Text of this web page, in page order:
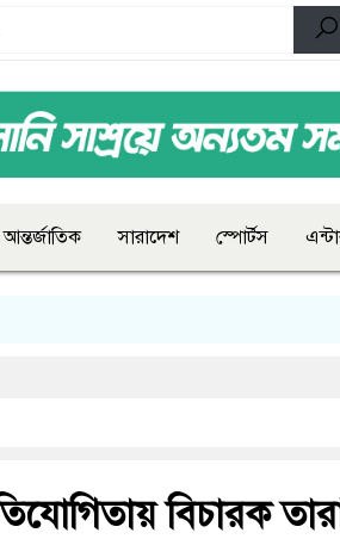
আন্তর্জাতিক সারাদেশ স্পোর্টস
বিচারক